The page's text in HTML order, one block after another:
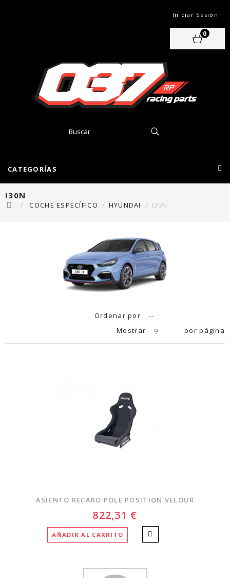
Iniciar Sesión
0
CATEGORÍAS
I30N
COCHE ESPECÍFICO HYUNDAI I30N
Ordenar por --
Mostrar 9 por página
ASIENTO RECARO POLE POSITION VELOUR
822,31 €
AÑADIR AL CARRITO